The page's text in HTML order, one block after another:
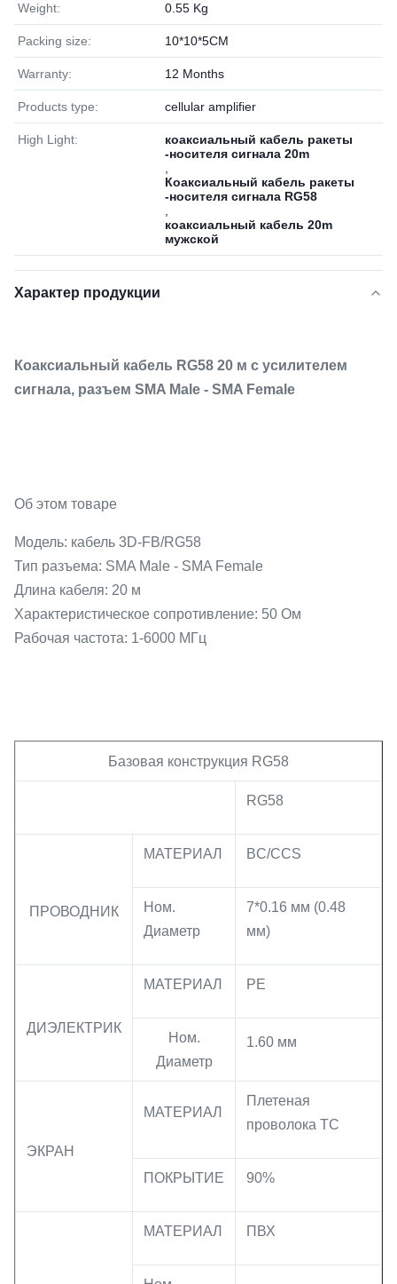
Weight: 0.55 Kg
Packing size: 10*10*5CM
Warranty: 12 Months
Products type: cellular amplifier
High Light:
коаксиальный кабель ракеты
-носителя сигнала 20m
Коаксиальный кабель ракеты
-носителя сигнала RG58
коаксиальный кабель 20m
мужской
Характер продукции
Коаксиальный кабель RG58 20 м с усилителем
сигнала, разъем SMA Male - SMA Female
Об этом товаре
Модель: кабель 3D-FB/RG58
Тип разъема: SMA Male - SMA Female
Длина кабеля: 20 м
Характеристическое сопротивление: 50 Ом
Рабочая частота: 1-6000 МГц
Базовая конструкция RG58
RG58
ПРОВОДНИК
МАТЕРИАЛ BC/CCS
Ном.
Диаметр
7*0.16 мм (0.48
мм)
ДИЭЛЕКТРИК
МАТЕРИАЛ PE
Ном.
Диаметр
1.60 мм
ЭКРАН
МАТЕРИАЛ
Плетеная
проволока TC
ПОКРЫТИЕ 90%
МАТЕРИАЛ ПВХ